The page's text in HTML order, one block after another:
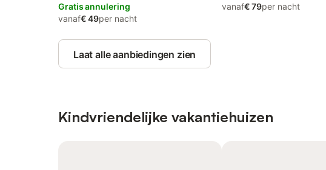
Gratis annulering
vanaf€ 49per nacht
vanaf€ 79per nacht
Laat alle aanbiedingen zien
Kindvriendelijke vakantiehuizen